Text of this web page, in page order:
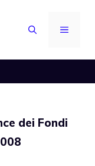
MENU
dei Fondi